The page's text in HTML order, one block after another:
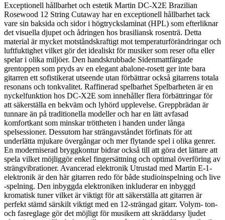
Exceptionell hållbarhet och estetik Martin DC-X2E Brazilian
Rosewood 12 String Cutaway har en exceptionell hållbarhet tack
vare sin baksida och sidor i högtryckslaminat (HPL) som efterliknar
det visuella djupet och ådringen hos brasiliansk rosenträ. Detta
material är mycket motståndskraftigt mot temperaturförändringar och
luftfuktighet vilket gör det idealiskt för musiker som reser ofta eller
spelar i olika miljöer. Den handskrubbade Sidenmattfärgade
grentoppen som pryds av en elegant abalone-rosett ger inte bara
gitarren ett sofistikerat utseende utan förbättrar också gitarrens totala
resonans och tonkvalitet. Raffinerad spelbarhet Spelbarheten är en
nyckelfunktion hos DC-X2E som innehåller flera förbättringar för
att säkerställa en bekväm och lyhörd upplevelse. Greppbrädan är
tunnare än på traditionella modeller och har en lätt avfasad
komfortkant som minskar tröttheten i handen under långa
spelsessioner. Dessutom har strängavståndet förfinats för att
underlätta mjukare övergångar och mer flytande spel i olika genrer.
En moderniserad bryggkontur bidrar också till att göra det lättare att
spela vilket möjliggör enkel fingersättning och optimal överföring av
strängvibrationer. Avancerad elektronik Utrustad med Martin E-1-
elektronik är den här gitarren redo för både studioinspelning och live
-spelning. Den inbyggda elektroniken inkluderar en inbyggd
kromatisk tuner vilket är viktigt för att säkerställa att gitarren är
perfekt stämd särskilt viktigt med en 12-strängad gitarr. Volym- ton-
och fasreglage gör det möjligt för musikern att skräddarsy ljudet